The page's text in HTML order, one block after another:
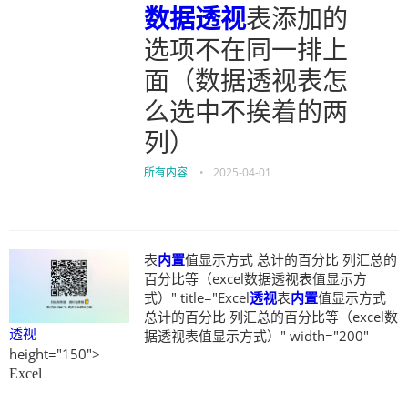
数据透视表添加的
选项不在同一排上
面（数据透视表怎
么选中不挨着的两
列）
所有内容 • 2025-04-01
透视
表内置值显示方式 总计的百分比 列汇总的
百分比等（excel数据透视表值显示方
式）" title="Excel透视表内置值显示方式
总计的百分比 列汇总的百分比等（excel数
据透视表值显示方式）" width="200"
height="150">
Excel